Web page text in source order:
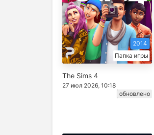
Папка игры
2014
The Sims 4
27 июл 2026, 10:18
обновлено